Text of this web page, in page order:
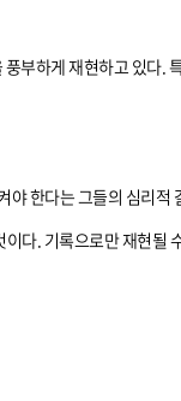
부하게 재현하고 있다.
한다는 그들의 심리
다. 기록으로만 재현될